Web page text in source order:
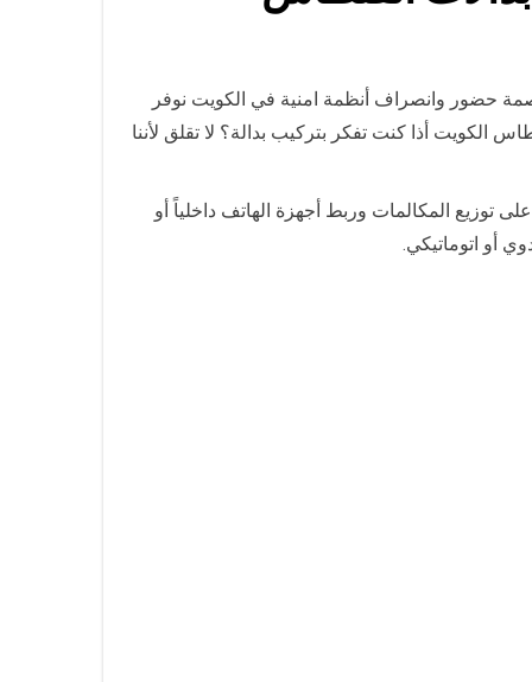
حضور وانصراف أنظمة امنية في الكويت نوفر
الكويت أذا كنت تفكر بتركيب بدالة؟ لا تقلق لأننا
توزيع المكالمات وربط أجهزة الهاتف داخلياً أو
أو اتوماتيكي.